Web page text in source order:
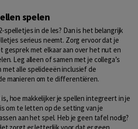
spelen
spelletjes in de les? Dan is het belangrijk
serieus neemt. Zorg ervoor dat je
gesprek met elkaar aan over het nut en
Leg alleen of samen met je collega’s
met alle spelideeën inclusief de
manieren om te differentiëren.
hoe makkelijker je spellen integreert in je
om te letten op de setting van je
aan het spel. Heb je geen tafel nodig?